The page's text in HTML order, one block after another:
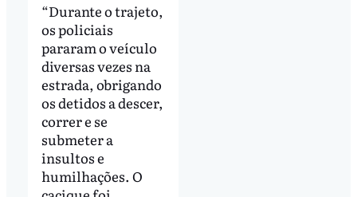
“Durante o trajeto,
os policiais
pararam o veículo
diversas vezes na
estrada, obrigando
os detidos a descer,
correr e se
submeter a
insultos e
humilhações. O